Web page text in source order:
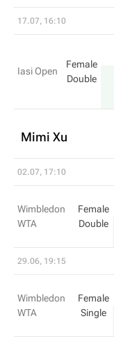
17.07, 16:10
Iasi Open
Female
Double
Mimi Xu
02.07, 17:10
Wimbledon
WTA
Female
Double
29.06, 19:15
Wimbledon
WTA
Female
Single